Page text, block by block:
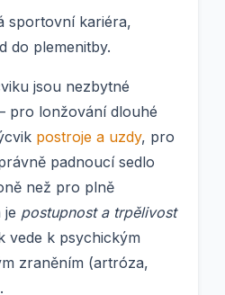
sportovní kariéra,
do plemenitby.
jsou nezbytné
pro lonžování dlouhé
postroje a uzdy, pro
padnoucí sedlo
než pro plně
je postupnost a trpělivost
k psychickým
zraněním (artróza,